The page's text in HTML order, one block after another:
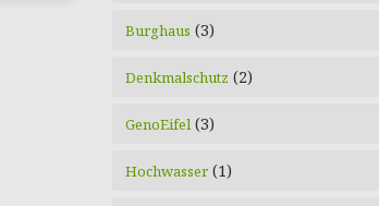
Burghaus (3)
Denkmalschutz (2)
GenoEifel(3)
Hochwasser (1)